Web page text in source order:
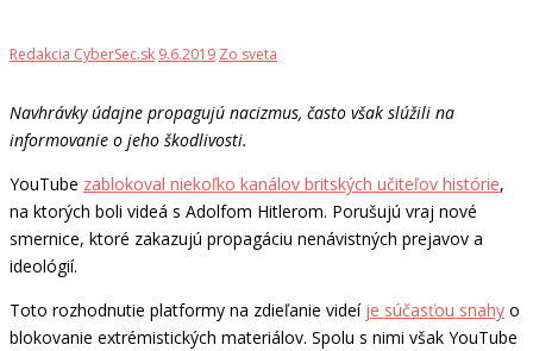
Redakcia CyberSec.sk 9.6.2019 Zo sveta
Navhrávky údajne propagujú nacizmus, často však slúžili na
informovanie o jeho škodlivosti.
YouTube zablokoval niekoľko kanálov britských učiteľov histórie,
na ktorých boli videá s Adolfom Hitlerom. Porušujú vraj nové
smernice, ktoré zakazujú propagáciu nenávistných prejavov a
ideológií.
Toto rozhodnutie platformy na zdieľanie videí je súčasťou snahy o
blokovanie extrémistických materiálov. Spolu s nimi však YouTube